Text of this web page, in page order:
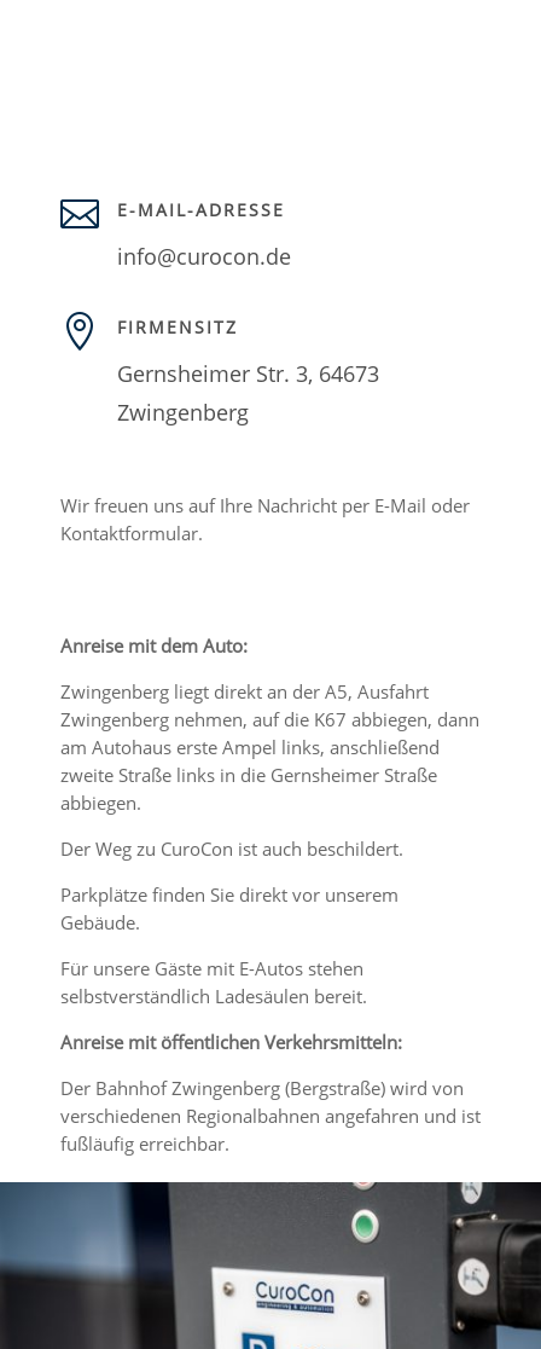
 E-MAIL-ADRESSE
info@curocon.de
 FIRMENSITZ
Gernsheimer Str. 3, 64673
Zwingenberg
Wir freuen uns auf Ihre Nachricht per E-Mail oder
Kontaktformular.
Anreise mit dem Auto:
Zwingenberg liegt direkt an der A5, Ausfahrt
Zwingenberg nehmen, auf die K67 abbiegen, dann
am Autohaus erste Ampel links, anschließend
zweite Straße links in die Gernsheimer Straße
abbiegen.
Der Weg zu CuroCon ist auch beschildert.
Parkplätze finden Sie direkt vor unserem
Gebäude.
Für unsere Gäste mit E-Autos stehen
selbstverständlich Ladesäulen bereit.
Anreise mit öffentlichen Verkehrsmitteln:
Der Bahnhof Zwingenberg (Bergstraße) wird von
verschiedenen Regionalbahnen angefahren und ist
fußläufig erreichbar.